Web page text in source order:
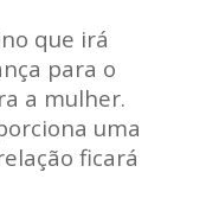
que irá
para o
a mulher.
uma
ficará